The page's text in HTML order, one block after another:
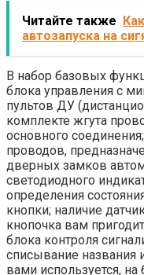
Читайте также
автозапуска на
В набор базовых
блока управления с
пультов ДУ
комплекте жгута
основного
проводов,
дверных замков
светодиодного
определения
кнопки; наличие
кнопочка вам
блока контроля
списывание названия
вами используется,